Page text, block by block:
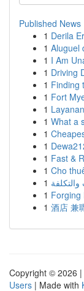
Published News
1 Derila
1 Aluguel
1 I Am
1 Driving
1 Finding
1 Fort
1
1 What a
1
1
1 Fast &
1 Cho
1
1 Forging
1 酒店 兼
Copyright © 2026 |
Users | Made with